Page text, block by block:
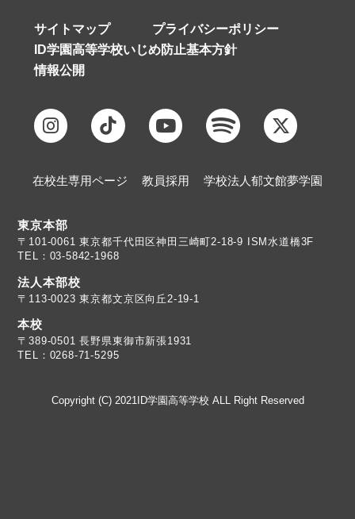
サイトマップ
プライバシーポリシー
ID学園高等学校いじめ防止基本方針
情報公開
在校生専用ページ 教員採用 学校法人郁文館夢学園
東京本部
TEL：03-5842-1968
法人本部校
〒113-0023 東京都文京区向丘2-19-1
本校
TEL：0268-71-5295
Copyright (C) 2021ID学園高等学校 ALL Right Reserved